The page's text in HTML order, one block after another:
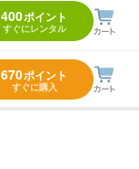
400ポイント
すぐにレンタル
670ポイント
すぐに購入